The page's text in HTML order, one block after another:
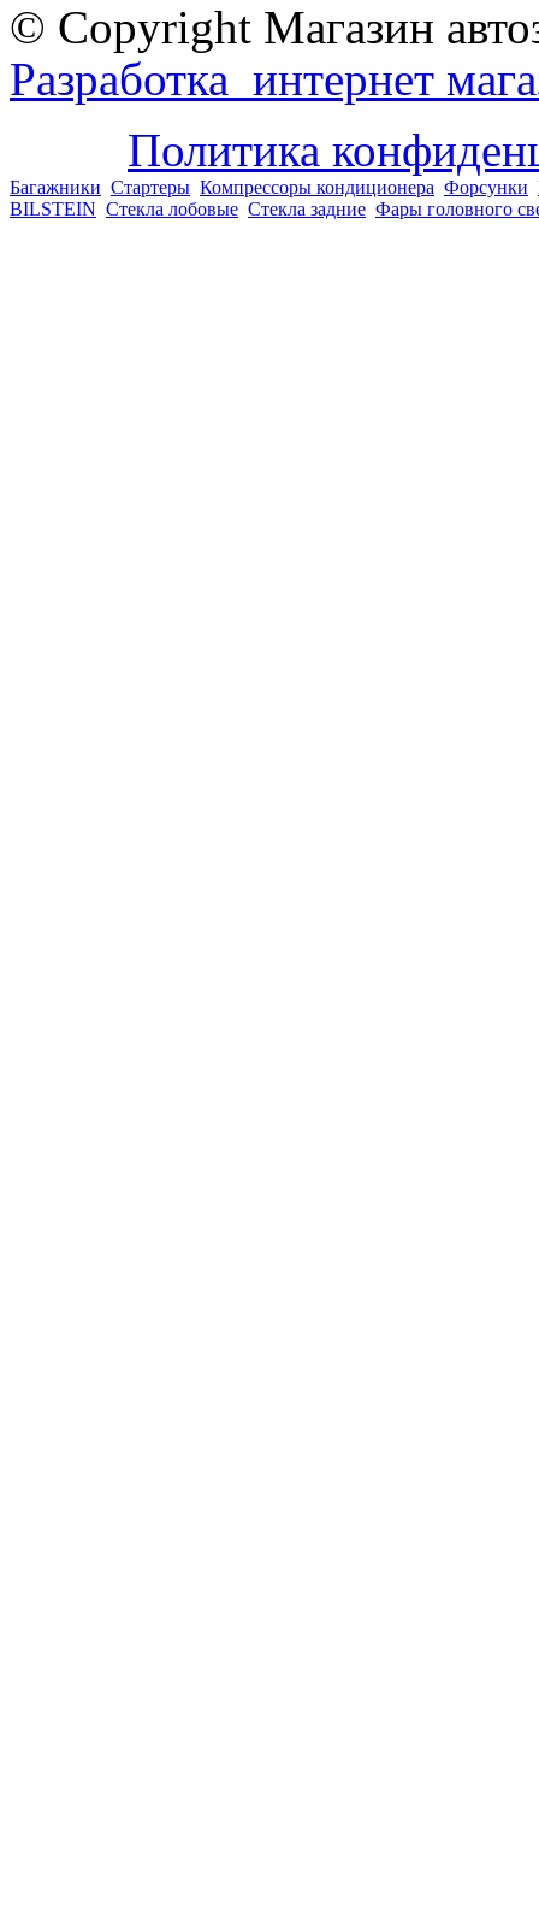
© Copyright Магазин
Разработка интернет
Политика
Багажники Стартеры Компрессоры кондиционера Форсунки
BILSTEIN Стекла лобовые Стекла задние Фары головного